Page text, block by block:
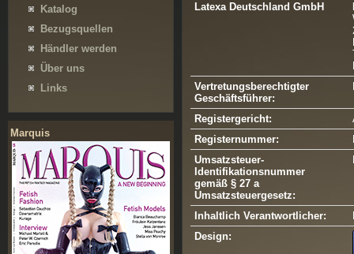
Katalog
Bezugsquellen
Händler werden
Über uns
Links
Marquis
Latexa Deutschland GmbH
Vertretungsberechtigter
Geschäftsführer:
Registergericht:
Registernummer:
Umsatzsteuer-
Identifikationsnummer
gemäß § 27 a
Umsatzsteuergesetz:
Inhaltlich Verantwortlicher:
Design: